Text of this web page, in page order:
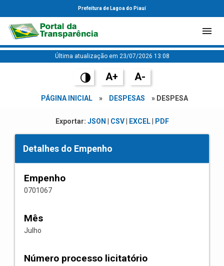
Prefeitura de Lagoa do Piauí
Última atualização em 23/07/2026 13:08
A+ A-
PÁGINA INICIAL » DESPESAS » DESPESA
Exportar: JSON CSV| EXCEL| PDF
Detalhes do Empenho
Empenho
0701067
Mês
Julho
Número processo licitatório